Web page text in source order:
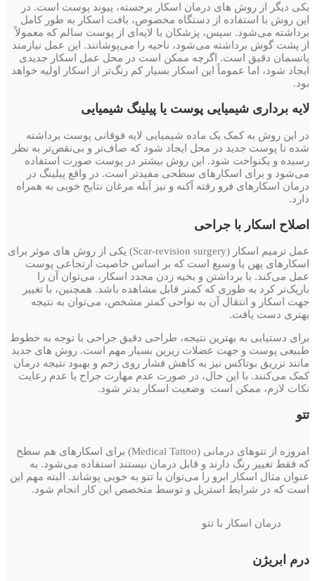
یکی دیگر از روش های درمان اسکار برجسته، پیوند پوست است. در
این روش با استفاده از دستگاه مخصوص، بافت اسکار به طور کامل
برداشته می‌شود. سپس، پزشکان با لایه‌ای از پوست سالم که معمولاً
از پشت گوش برداشته می‌شود، ناحیه را می‌پوشانند. این عمل نیازمند
پانسمان دقیق است. اگرچه ممکن است در محل عمل اسکار جدیدی
ایجاد شود، اما عموماً این اسکار بسیار کم رنگ‌تر از اسکار اولیه خواهد
بود.
لایه برداری شیمیایی پوست یا پیلینگ شیمیایی
در این روش به کمک یک ماده شیمیایی لایه فوقانی پوست برداشته
شده تا پوست جدید در محل ایجاد شود که صاف‌تر و بی‌نقص‌تر به نظر
رسیده و یکنواخت شود. این روش بیشتر در پوست صورت استفاده
می‌شود و برای اسکارهای سطحی مفیدتر است. در واقع پیلینگ در
درمان اسکارهای فرو رفته آکنه و نیز آبله مرغان نتایج خوبی به همراه
دارد.
اصلاح اسکار با جراحی
عمل ترمیم اسکار (Scar-revision surgery) یکی از روش های موثر برای
اسکارهای پهن یا وسیع است که بر اساس خاصیت ارتجاعی پوست
عمل می‌کند. با برداشتن و بخیه زدن مجدد اسکار، می‌توان آن را
باریک‌تر کرد به طوری که کمتر قابل مشاهده باشد. همچنین، با تغییر
جهت اسکار و انتقال آن به نواحی کمتر مشخص، می‌توان به نتیجه
بهتری دست یافت.
برای دستیابی به بهترین نتیجه، طراحی دقیق جراحی با توجه به خطوط
طبیعی پوست و جهت عضلات زیرین بسیار مهم است. روش های جدید
مانند تزریق بوتاکس نیز به کاهش فشار روی زخم و بهبود نتیجه درمان
کمک می‌کنند. با این حال، در صورت عدم مهارت جراح یا عدم رعایت
نکات لازم، ممکن است وضعیت اسکار بدتر شود.
تتو
امروزه از تتوهای درمانی (Medical Tattoo) برای اسکارهای هم سطح
که فقط تغییر رنگ دارند و قابل درمان نیستند استفاده می‌شود. به
عنوان مثال اسکار ابرو را می‌توان با تتو به خوبی پوشاند. البته مهم این
است که در شرایط استریل و توسط متخصص این کار انجام شود.
درمان اسکار با تتو
درم ابریژن